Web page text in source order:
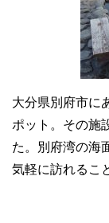
大分県別府市に
ポット。その施
た。別府湾の海
気軽に訪れるこ